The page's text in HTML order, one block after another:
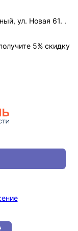
ул. Новая 61. .
5% скидку